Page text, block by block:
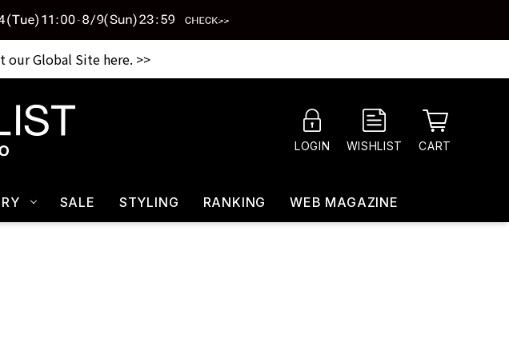
our Global Site here. >>
LOGIN WISHLIST CART
SALE STYLING RANKING WEB MAGAZINE